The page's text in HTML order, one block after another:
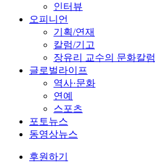
인터뷰
오피니언
기획/연재
칼럼/기고
장유리 교수의 문화칼럼
글로벌라이프
역사·문화
연예
스포츠
포토뉴스
동영상뉴스
후원하기